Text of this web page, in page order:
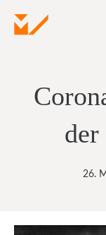
Inhalt
der
26.